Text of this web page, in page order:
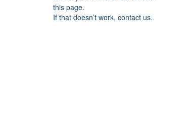
this page.
If that doesn’t work, contact us.